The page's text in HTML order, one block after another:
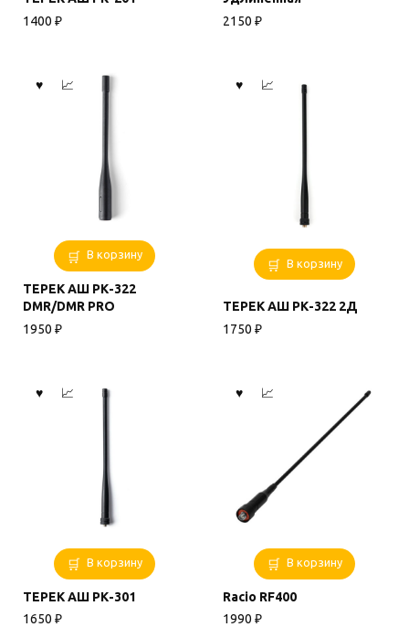
1400 ₽
2150 ₽
В корзину
ТЕРЕК АШ РК-322
DMR/DMR PRO
1950 ₽
В корзину
ТЕРЕК АШ РК-322 2Д
1750 ₽
В корзину
ТЕРЕК АШ РК-301
1650 ₽
В корзину
Racio RF400
1990 ₽